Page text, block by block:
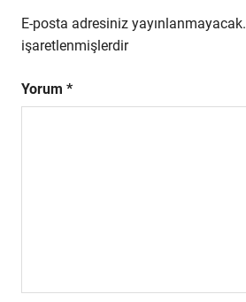
E-posta adresiniz yayınlanmayacak.
işaretlenmişlerdir
Yorum *